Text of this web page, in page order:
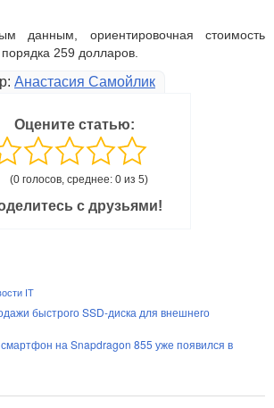
данным, ориентировочная стоимость
259 долларов.
Анастасия Самойлик
Оцените статью:
(0 голосов, среднее: 0 из 5)
с друзьями!
IT
быстрого SSD-диска для внешнего
на Snapdragon 855 уже появился в